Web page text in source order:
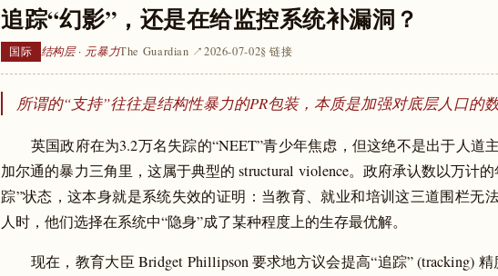
追踪“幻影”，还是在给监控系统补漏洞？
国际 结构层 · 元暴力The Guardian ↗2026-07-02§ 链接
所谓的“支持”往往是结构性暴力的PR包装，本质是加强对底层人口的数
英国政府在为3.2万名失踪的“NEET”青少年焦虑，但这绝不是出于人道
加尔通的暴力三角里，这属于典型的 structural violence。政府承认数以万计
踪”状态，这本身就是系统失效的证明：当教育、就业和培训这三道围栏无
人时，他们选择在系统中“隐身”成了某种程度上的生存最优解。
现在，教育大臣 Bridget Phillipson 要求地方议会提高“追踪” (tracking)